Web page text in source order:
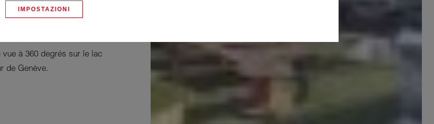
vous bénéficiez d'un
à 360 degrés sur le lac
de Genève.
IMPOSTAZIONI